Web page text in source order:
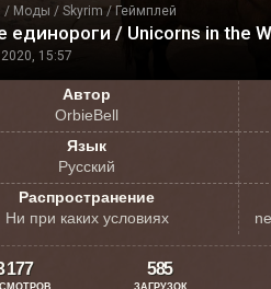
/ Моды / Skyrim / Геймплей
15:57
единороги / Unicorns in the
Автор
OrbieBell
Язык
Русский
Распространение
Ни при каких условиях
177 585
ЗАГРУЗОК